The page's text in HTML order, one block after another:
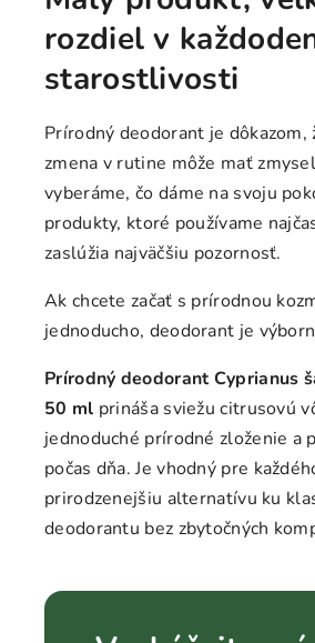
rozdiel v
starostlivosti
Prírodný deodorant je dôkazom,
zmena v rutine môže mať
vyberáme, čo dáme na svoju
produkty, ktoré používame
zaslúžia najväčšiu pozornosť.
Ak chcete začať s prírodnou
jednoducho, deodorant je
Prírodný deodorant Cyprianus
50 ml prináša sviežu citrusovú
jednoduché prírodné zloženie a
počas dňa. Je vhodný pre
prirodzenejšiu alternatívu ku
deodorantu bez zbytočných